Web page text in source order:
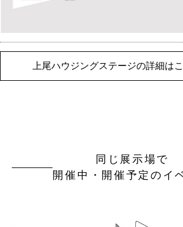
上尾ハウジングステージの詳細は
同じ展示場で
開催中・開催予定のイ